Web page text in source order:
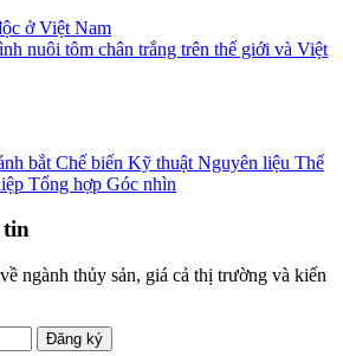
ở Việt Nam
nuôi tôm chân trắng trên thế giới và Việt
bắt Chế biến Kỹ thuật Nguyên liệu Thế
Tổng hợp Góc nhìn
tin
ngành thủy sản, giá cả thị trường và kiến
Đăng ký